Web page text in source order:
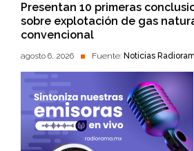
Presentan 10 primeras
sobre explotación de gas
convencional
agosto 6, 2026 Fuente: Noticias